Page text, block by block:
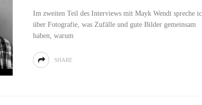
Im zweiten Teil des Interviews mit Mayk Wendt spreche
über Fotografie, was Zufälle und gute Bilder gemeinsam
haben, warum
SHARE